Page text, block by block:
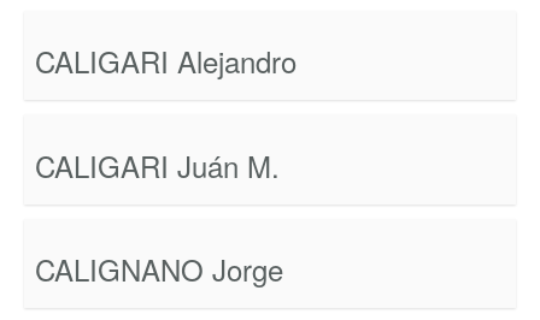
CALIGARI Alejandro
CALIGARI Juán M.
CALIGNANO Jorge